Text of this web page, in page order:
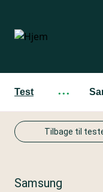
hovedindhold
Test ···
Tilbage til
Samsung